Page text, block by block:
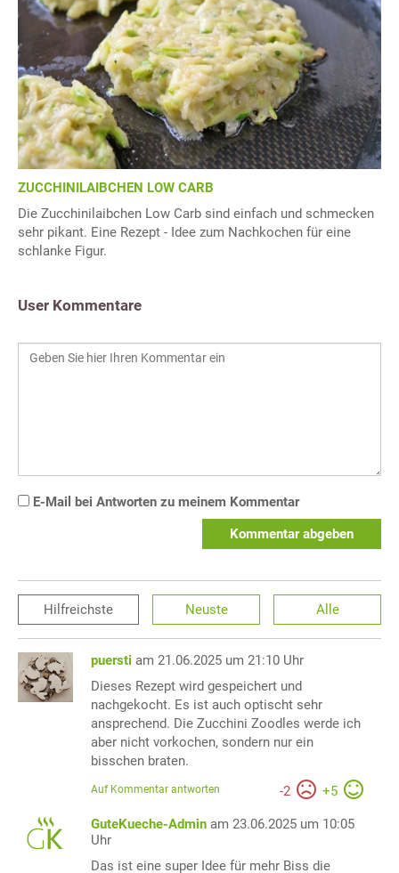
ZUCCHINILAIBCHEN LOW CARB
Die Zucchinilaibchen Low Carb sind einfach und schmecken
sehr pikant. Eine Rezept - Idee zum Nachkochen für eine
schlanke Figur.
User Kommentare
E-Mail bei Antworten zu meinem Kommentar
Kommentar abgeben
Hilfreichste Neuste Alle
puersti am 21.06.2025 um 21:10 Uhr
Dieses Rezept wird gespeichert und
nachgekocht. Es ist auch optischt sehr
ansprechend. Die Zucchini Zoodles werde ich
aber nicht vorkochen, sondern nur ein
bisschen braten.
-2 +5
Auf Kommentar antworten
GuteKueche-Admin am 23.06.2025 um 10:05
Uhr
Das ist eine super Idee für mehr Biss die